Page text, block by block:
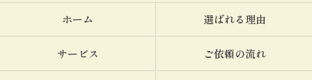
ホーム 選ばれる理由
サービス ご依頼の流れ